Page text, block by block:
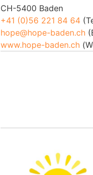
CH-5400 Baden
+41 (0)56 221 84 64
hope@hope-baden.ch
www.hope-baden.ch